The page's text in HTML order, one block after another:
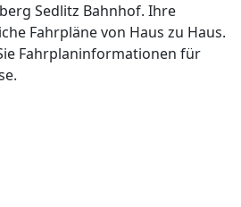
Sedlitz Bahnhof. Ihre
Fahrpläne von Haus zu Haus.
Fahrplaninformationen für